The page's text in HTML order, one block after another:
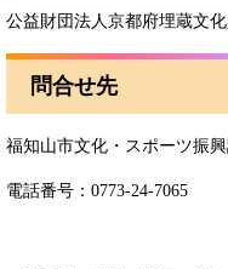
公益財団法人京都府埋蔵文
問合せ先
福知山市文化・スポーツ振
電話番号：0773-24-7065